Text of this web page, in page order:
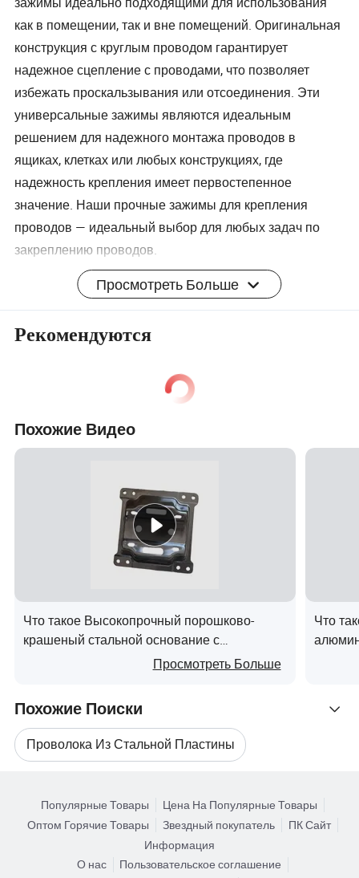
как в помещении, так и вне помещений. Оригинальная
конструкция с круглым проводом гарантирует
надежное сцепление с проводами, что позволяет
избежать проскальзывания или отсоединения. Эти
универсальные зажимы являются идеальным
решением для надежного монтажа проводов в
ящиках, клетках или любых конструкциях, где
надежность крепления имеет первостепенное
значение. Наши прочные зажимы для крепления
проводов — идеальный выбор для любых задач по
закреплению проводов.
Описание продукта
ЧАСТО ЗАДАВАЕМЫЕ ВОПРОСЫ
Просмотреть Больше
Рекомендуются
Похожие Видео
Что такое Высокопрочный порошково-
крашеный стальной основание с
антикоррозийным покрытием для
Просмотреть Больше
Что
Похожие Поиски
Проволока Из Стальной Пластины
Нержавеющая Стальная Клетка
Поиск по Категориям
Популярные Товары
Цена На Популярные Товары
Оптом Горячие Товары
Звездный покупатель
ПК Сайт
Информация
О нас
Пользовательское соглашение